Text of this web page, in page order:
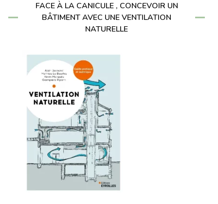
FACE À LA CANICULE , CONCEVOIR UN
BÂTIMENT AVEC UNE VENTILATION
NATURELLE